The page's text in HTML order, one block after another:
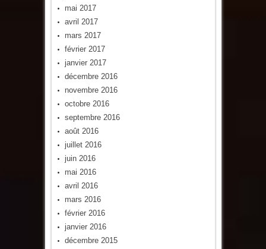
mai 2017
avril 2017
mars 2017
février 2017
janvier 2017
décembre 2016
novembre 2016
octobre 2016
septembre 2016
août 2016
juillet 2016
juin 2016
mai 2016
avril 2016
mars 2016
février 2016
janvier 2016
décembre 2015